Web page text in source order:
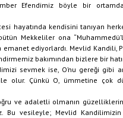
Efendimiz böyle bir
hayatında kendisini tanıyan
Mekkeliler ona
ediyorlardı. Mevlid Kandili,
bakımından bizlere bir
sevmek ise, O’nu gereği gibi
olur. Çünkü O, ümmetine çok
ve adaletli olmanın
Bu vesileyle; Mevlid